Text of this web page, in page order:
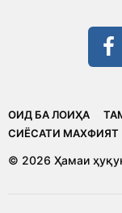
ОИД БА ЛОИҲА
CИЁСАТИ МАХФИЯТ
© 2026 Ҳамаи